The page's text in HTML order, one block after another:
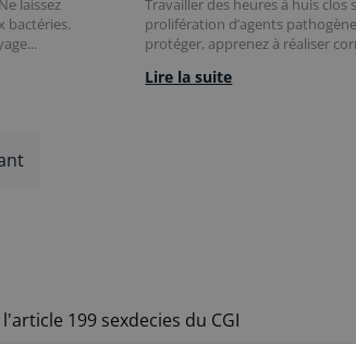
laissez
bactéries.
Travailler des heures à huis clos
prolifération d’agents
protéger, apprenez à réaliser
Lire la suite
199 sexdecies du CGI